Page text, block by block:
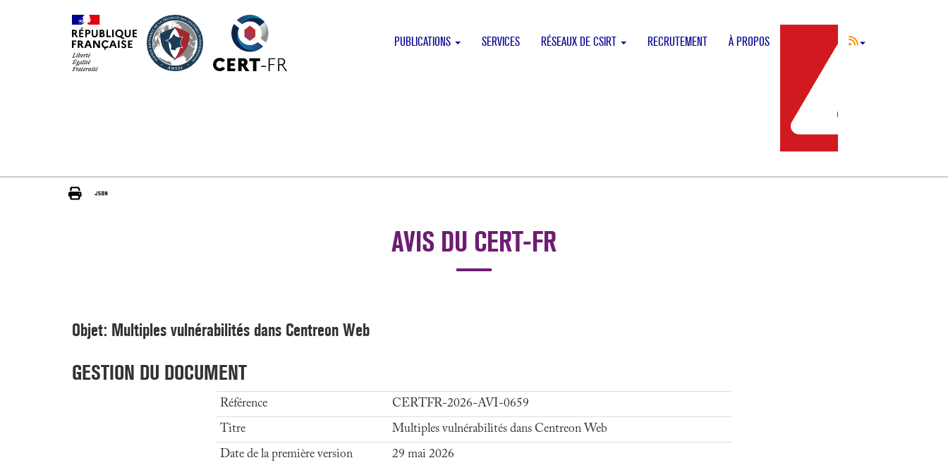
PUBLICATIONS SERVICES RÉSEAUX DE CSIRT RECRUTEMENT À PROPOS
AVIS DU CERT-FR
Objet: Multiples vulnérabilités dans Centreon Web
GESTION DU DOCUMENT
Référence
CERTFR-2026-AVI-0659
Titre
Multiples vulnérabilités dans Centreon Web
Date de la première version
29 mai 2026